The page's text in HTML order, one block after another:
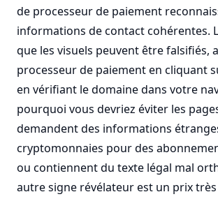
de processeur de paiement
informations de contact cohérentes.
que les visuels peuvent être falsifiés,
processeur de paiement en cliquant
en vérifiant le domaine dans votre
pourquoi vous devriez éviter les
demandent des informations
cryptomonnaies pour des
ou contiennent du texte légal mal
autre signe révélateur est un prix